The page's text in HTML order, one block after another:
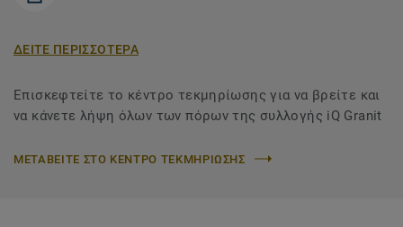
ΔΕΙΤΕ ΠΕΡΙΣΣΟΤΕΡΑ
Επισκεφτείτε το κέντρο τεκμηρίωσης για να βρείτε και
να κάνετε λήψη όλων των πόρων της συλλογής iQ Granit
ΜΕΤΑΒΕΙΤΕ ΣΤΟ ΚΕΝΤΡΟ ΤΕΚΜΗΡΙΩΣΗΣ